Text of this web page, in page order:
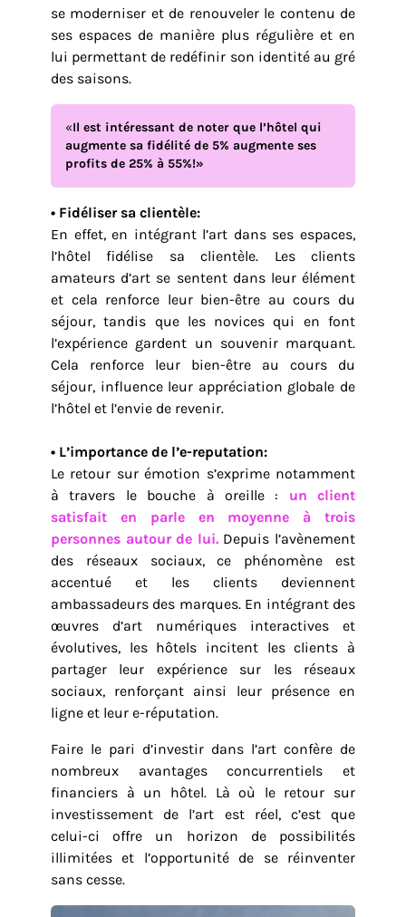
se moderniser et de renouveler le contenu de
ses espaces de manière plus régulière et en
lui permettant de redéfinir son identité au gré
des saisons.
«Il est intéressant de noter que l’hôtel qui
augmente sa fidélité de 5% augmente ses
profits de 25% à 55%!»
• Fidéliser sa clientèle:
En effet, en intégrant l’art dans ses espaces,
l’hôtel fidélise sa clientèle. Les clients
amateurs d’art se sentent dans leur élément
et cela renforce leur bien-être au cours du
séjour, tandis que les novices qui en font
l’expérience gardent un souvenir marquant.
Cela renforce leur bien-être au cours du
séjour, influence leur appréciation globale de
l’hôtel et l’envie de revenir.
• L’importance de l’e-reputation:
Le retour sur émotion s’exprime notamment
à travers le bouche à oreille : un client
satisfait en parle en moyenne à trois
personnes autour de lui. Depuis l’avènement
des réseaux sociaux, ce phénomène est
accentué et les clients deviennent
ambassadeurs des marques. En intégrant des
œuvres d’art numériques interactives et
évolutives, les hôtels incitent les clients à
partager leur expérience sur les réseaux
sociaux, renforçant ainsi leur présence en
ligne et leur e-réputation.
Faire le pari d’investir dans l’art confère de
nombreux avantages concurrentiels et
financiers à un hôtel. Là où le retour sur
investissement de l’art est réel, c’est que
celui-ci offre un horizon de possibilités
illimitées et l’opportunité de se réinventer
sans cesse.